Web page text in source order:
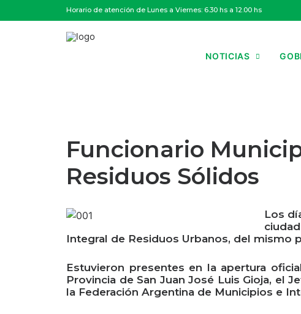
Horario de atención de Lunes a Viernes: 6.30 hs a 12.00 hs
NOTICIAS
Funcionario
Residuos Sólidos
Los
Integral de Residuos Urbanos, del mismo
Estuvieron presentes en la apertura
Provincia de San Juan José Luis Gioja, el
la Federación Argentina de Municipios e